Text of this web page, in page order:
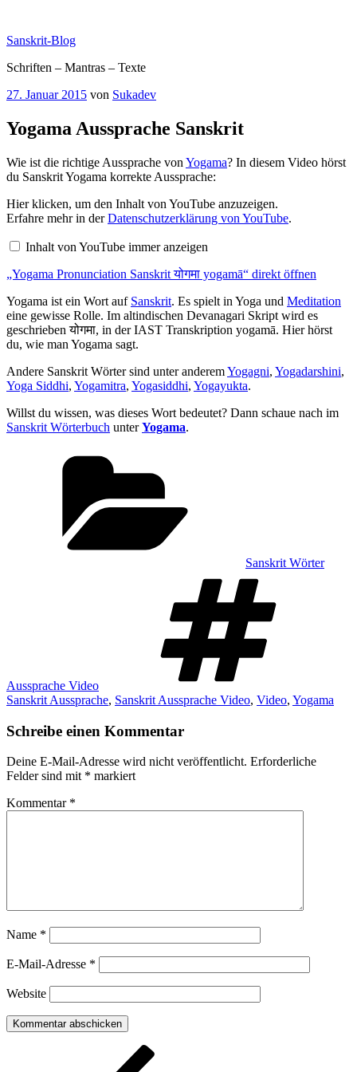
springen
Sanskrit-Blog
Schriften – Mantras – Texte
Veröffentlicht
27. Januar 2015 von Sukadev
Yogama Aussprache Sanskrit
Wie ist die richtige Aussprache von Yogama? In diesem Video hörst
du Sanskrit Yogama korrekte Aussprache:
„Yogama
Pronunciation
Sanskrit
yogamā“
YouTube
Hier klicken, um den Inhalt von YouTube anzuzeigen.
Erfahre mehr in derDatenschutzerklärung von YouTube.
Inhalt von YouTube immer anzeigen
„Yogama Pronunciation Sanskrit योगमा yogamā“ direkt öffnen
Yogama ist ein Wort auf Sanskrit. Es spielt in Yoga und Meditation
eine gewisse Rolle. Im altindischen Devanagari Skript wird es
geschrieben योगमा, in der IAST Transkription yogamā. Hier hörst
du, wie man Yogama sagt.
Andere Sanskrit Wörter sind unter anderemYogagni, Yogadarshini,
Yoga Siddhi, Yogamitra, Yogasiddhi, Yogayukta.
Willst du wissen, was dieses Wort bedeutet? Dann schaue nach im
Sanskrit Wörterbuch unterYogama.
Sanskrit Wörter
Aussprache Video
Sanskrit Aussprache, Sanskrit Aussprache Video, Video, Yogama
Schreibe einen Kommentar
Deine E-Mail-Adresse wird nicht veröffentlicht. Erforderliche
Felder sind mit * markiert
Kommentar *
Name *
E-Mail-Adresse *
Website
Beitragsnavigation